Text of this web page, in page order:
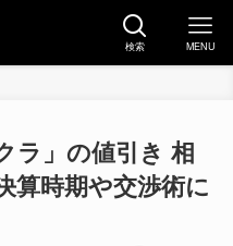
検索 MENU
ラ」の値引き 相
算時期や交渉術に